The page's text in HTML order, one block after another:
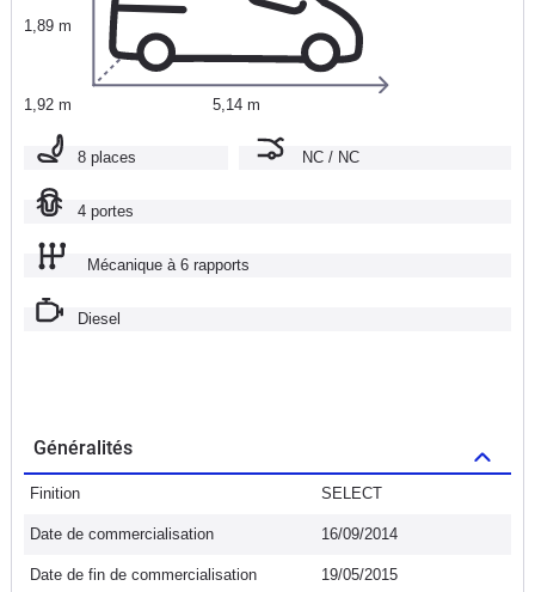
1,89 m
1,92 m 5,14 m
8 places NC / NC
4 portes
Mécanique à 6 rapports
Diesel
Généralités
Finition SELECT
Date de commercialisation 16/09/2014
Date de fin de commercialisation 19/05/2015